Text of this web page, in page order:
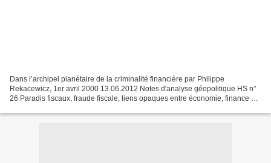
Dans l’archipel planétaire de la criminalité financière par Philippe
Rekacewicz, 1er avril 2000 13.06.2012 Notes d'analyse géopolitique HS n°
26 Paradis fiscaux, fraude fiscale, liens opaques entre économie, finance et